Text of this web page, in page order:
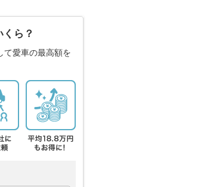
ら？
て愛車の最高額を